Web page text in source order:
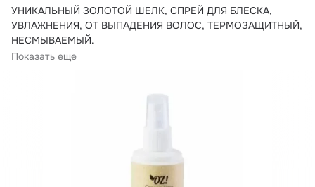
УНИКАЛЬНЫЙ ЗОЛОТОЙ ШЕЛК, СПРЕЙ ДЛЯ БЛЕСКА,
УВЛАЖНЕНИЯ, ОТ ВЫПАДЕНИЯ ВОЛОС, ТЕРМОЗАЩИТНЫЙ,
НЕСМЫВАЕМЫЙ.
Несмываемый спрей-кондиционер...
Показать еще